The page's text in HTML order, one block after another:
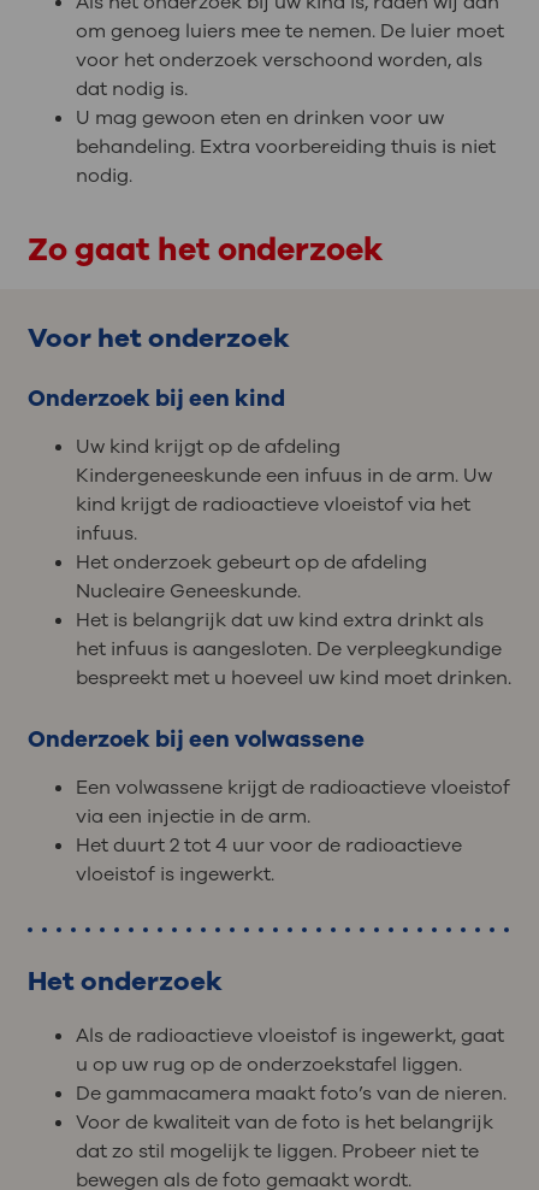
om genoeg luiers mee te nemen. De luier moet
voor het onderzoek verschoond worden, als
dat nodig is.
U mag gewoon eten en drinken voor uw
behandeling. Extra voorbereiding thuis is niet
nodig.
Zo gaat het onderzoek
Voor het onderzoek
Onderzoek bij een kind
Uw kind krijgt op de afdeling
Kindergeneeskunde een infuus in de arm. Uw
kind krijgt de radioactieve vloeistof via het
infuus.
Het onderzoek gebeurt op de afdeling
Nucleaire Geneeskunde.
Het is belangrijk dat uw kind extra drinkt als
het infuus is aangesloten. De verpleegkundige
bespreekt met u hoeveel uw kind moet drinken.
Onderzoek bij een volwassene
Een volwassene krijgt de radioactieve vloeistof
via een injectie in de arm.
Het duurt 2 tot 4 uur voor de radioactieve
vloeistof is ingewerkt.
Het onderzoek
Als de radioactieve vloeistof is ingewerkt, gaat
u op uw rug op de onderzoekstafel liggen.
De gammacamera maakt foto’s van de nieren.
Voor de kwaliteit van de foto is het belangrijk
dat zo stil mogelijk te liggen. Probeer niet te
bewegen als de foto gemaakt wordt.